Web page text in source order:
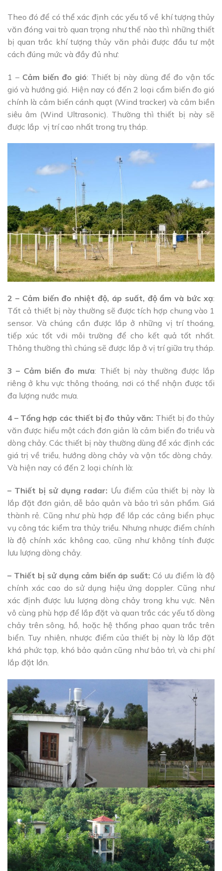
Theo đó để có thể xác định các yếu tố về khí tượng thủy
văn đóng vai trò quan trọng như thế nào thì những thiết
bị quan trắc khí tượng thủy văn phải được đầu tư một
cách đúng mức và đầy đủ như:
1 –Cảm biến đo gió: Thiết bị này dùng để đo vận tốc
gió và hướng gió. Hiện nay có đến 2 loại cẩm biến đo gió
chính là cảm biến cánh quạt (Wind tracker) và cảm biền
siêu âm (Wind Ultrasonic). Thường thì thiết bị này sẽ
được lắp vị trí cao nhất trong trụ tháp.
2 – Cảm biến đo nhiệt độ, áp suất, độ ẩm và bức xạ:
Tất cả thiết bị này thường sẽ được tích hợp chung vào 1
sensor. Và chúng cần được lắp ở những vị trí thoáng,
tiếp xúc tốt với môi trường để cho kết quả tốt nhất.
Thông thường thì chúng sẽ được lắp ở vị trí giữa trụ tháp.
3 – Cảm biến đo mưa: Thiết bị này thường được lắp
riêng ở khu vực thông thoáng, nơi có thể nhận được tối
đa lượng nước mưa.
4 – Tổng hợp các thiết bị đo thủy văn: Thiết bị đo thủy
văn được hiểu một cách đơn giản là cảm biến đo triều và
dòng chảy. Các thiết bị này thường dùng để xác định các
giá trị về triều, hướng dòng chảy và vận tốc dòng chảy.
Và hiện nay có đến 2 loại chính là:
– Thiết bị sử dụng radar: Ưu điểm của thiết bị này là
lắp đặt đơn giản, dễ bảo quản và bảo trì sản phẩm. Giá
thành rẻ. Cũng như phù hợp để lắp các cảng biển phục
vụ công tác kiểm tra thủy triều. Nhưng nhược điểm chính
là độ chính xác không cao, cũng như không tính được
lưu lượng dòng chảy.
– Thiết bị sử dụng cảm biến áp suất:Có ưu điểm là độ
chính xác cao do sử dụng hiệu ứng doppler. Cũng như
xác định được lưu lượng dòng chảy trong khu vực. Nên
vô cùng phù hợp để lắp đặt và quan trắc các yếu tố dòng
chảy trên sông, hồ, hoặc hệ thống phao quan trắc trên
biển. Tuy nhiên, nhược điểm của thiết bị này là lắp đặt
khá phức tạp, khó bảo quản cũng như bảo trì, và chi phí
lắp đặt lớn.